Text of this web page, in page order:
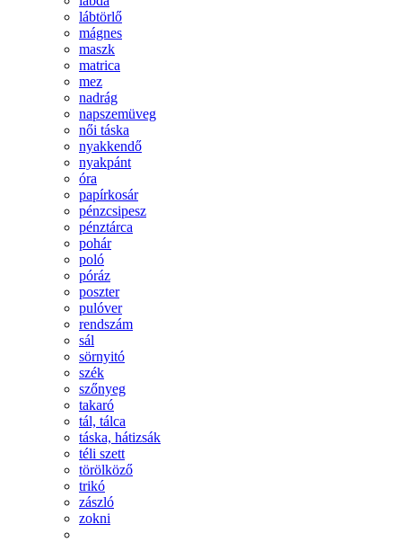
lábtörlő
mágnes
maszk
matrica
mez
nadrág
napszemüveg
női táska
nyakkendő
nyakpánt
óra
papírkosár
pénzcsipesz
pénztárca
pohár
poló
póráz
poszter
pulóver
rendszám
sál
sörnyitó
szék
szőnyeg
takaró
tál, tálca
táska, hátizsák
téli szett
törölköző
trikó
zászló
zokni